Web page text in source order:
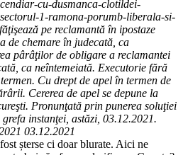
cu-dusmanca-clotildei-
1-ramona-porumb-liberala-si-
pe reclamantă în ipostaze
de chemare în judecată, ca
pârâţilor de obligare a reclamantei
ca neîntemeiată. Executorie fără
Cu drept de apel în termen de
Cererea de apel se depune la
Pronunţată prin punerea soluţiei
instanţei, astăzi, 03.12.2021.
03.12.2021
șterse ci doar blurate. Aici ne